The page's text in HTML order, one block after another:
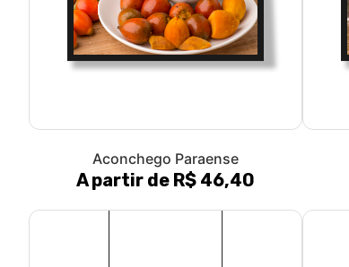
Aconchego Paraense
A partir de R$ 46,40